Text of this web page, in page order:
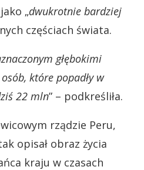
„dwukrotnie bardziej
częściach świata.
głębokimi
które popadły w
22 mln” – podkreśliła.
rządzie Peru,
opisał obraz życia
kraju w czasach